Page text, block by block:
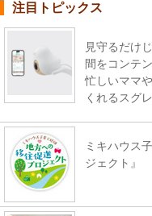
注目トピックス
見守るだけ
間をコンテ
忙しいママ
くれるスグ
ミキハウス
ジェクト』